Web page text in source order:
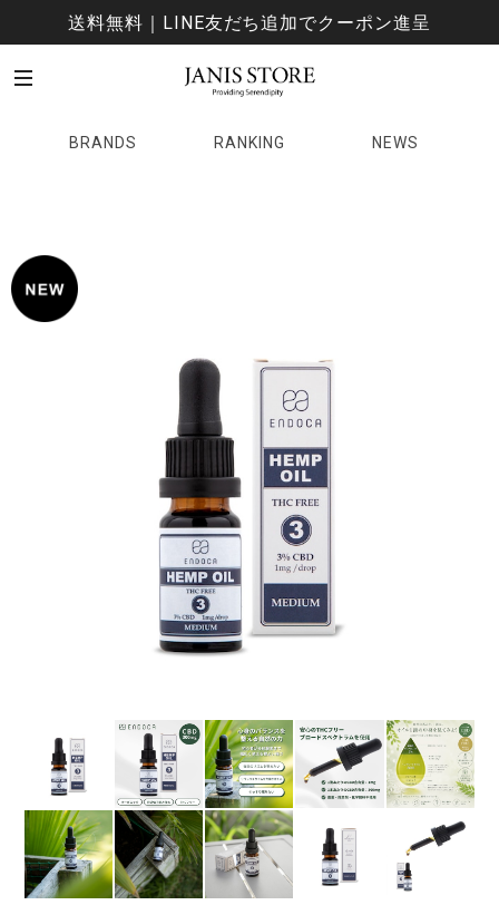
送料無料｜LINE友だち追加でクーポン進呈
BRANDS RANKING NEWS